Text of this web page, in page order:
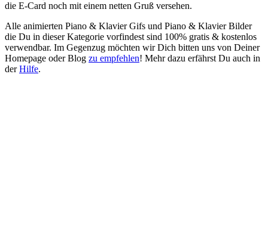
die E-Card noch mit einem netten Gruß versehen.
Alle animierten Piano & Klavier Gifs und Piano & Klavier Bilder
die Du in dieser Kategorie vorfindest sind 100% gratis & kostenlos
verwendbar. Im Gegenzug möchten wir Dich bitten uns von Deiner
Homepage oder Blog zu empfehlen! Mehr dazu erfährst Du auch in
derHilfe.